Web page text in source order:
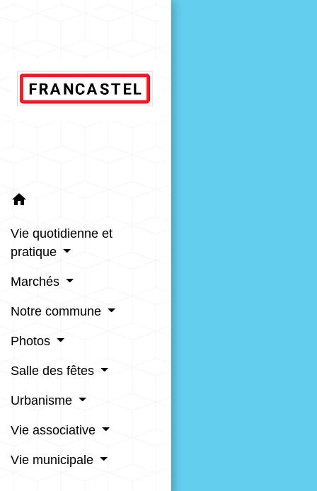
home
Vie quotidienne et
pratique
Marchés
Notre commune
Photos
Salle des fêtes
Urbanisme
Vie associative
Vie municipale